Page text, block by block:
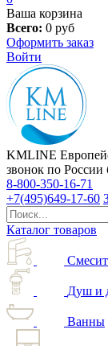
Ваша корзина
Всего: 0 руб
Оформить заказ
Войти
KMLINE
звонок по России
8-800-350-16-71
+7(495)649-17-60
Каталог товаров
Душ и
Ванны